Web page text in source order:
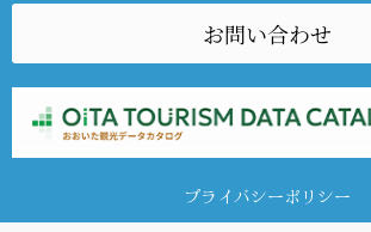
お問い合わせ
プライバシーポリシー